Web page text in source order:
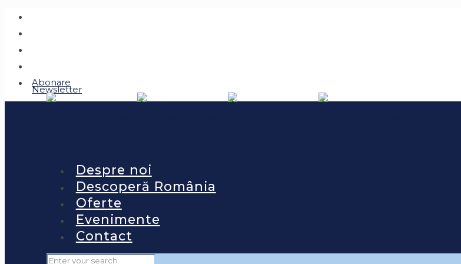
Abonare
Newsletter
Despre noi
Descoperă România
Oferte
Evenimente
Contact